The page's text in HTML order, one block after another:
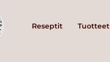
Reseptit Tuotteet